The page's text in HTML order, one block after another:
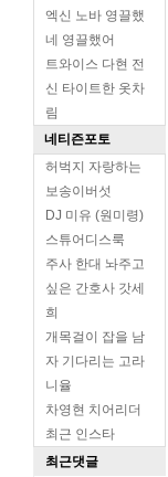
엑신 노바 영끌했
네 영끌했어
트와이스 다현 전
신 타이트한 옷차
림
네티즌포토
허벅지 자랑하는
보송이버섯
DJ 미유 (원미령)
스튜어디스룩
주사 한대 놔주고
싶은 간호사 갓세
희
개목걸이 잡을 남
자 기다리는 고라
니율
차영현 치어리더
최근 인스타
최근댓글